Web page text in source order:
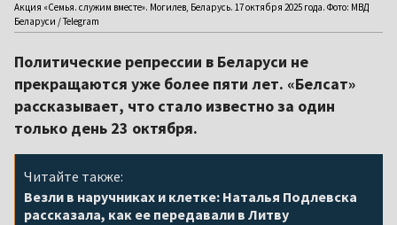
Акция «Семья. служим вместе». Могилев, Беларусь. 17 октября 2025 года. Фото: МВД
Беларуси / Telegram
Политические репрессии в Беларуси не
прекращаются уже более пяти лет. «Белсат»
рассказывает, что стало известно за один
только день 23 октября.
Читайте также:
Везли в наручниках и клетке: Наталья Подлевска
рассказала, как ее передавали в Литву